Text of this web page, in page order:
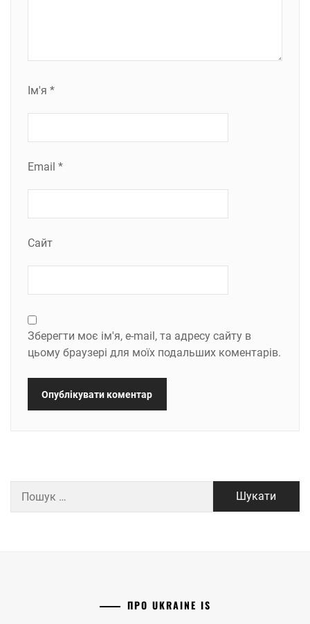
Ім'я *
Email *
Сайт
Зберегти моє ім'я, e-mail, та адресу сайту в
цьому браузері для моїх подальших коментарів.
ПРО UKRAINE IS